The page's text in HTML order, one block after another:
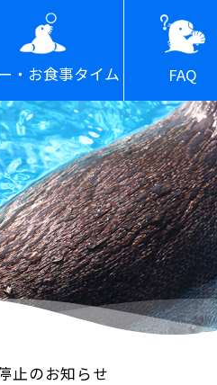
・お食事タイム FAQ
止のお知らせ